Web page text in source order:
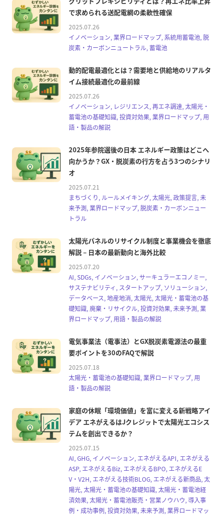
で求められる送配電網の柔軟性確保
2025.07.26
イノベーション, 業界ロードマップ, 系統用蓄電池, 脱
炭素・カーボンニュートラル, 蓄電池
動的配電最適化とは？需要地と供給地のリアルタ
イム接続最適化の最前線
2025.07.26
イノベーション, レジリエンス, 再エネ調達, 太陽光・
蓄電池の基礎知識, 投資対効果, 業界ロードマップ, 用
語・製品の解説
2025年参院選後の日本 エネルギー政策はどこへ
向かうか？GX・脱炭素の行方を占う3つのシナリ
オ
2025.07.21
まちづくり, ルールメイキング, 太陽光, 政策提言, 未
来予測, 業界ロードマップ, 脱炭素・カーボンニュー
トラル
太陽光パネルのリサイクル制度と事業機会を徹底
解説 – 日本の最新動向と海外比較
2025.07.20
AI, SDGs, イノベーション, サーキュラーエコノミー,
サステナビリティ, スタートアップ, ソリューション,
データベース, 地産地消, 太陽光, 太陽光・蓄電池の基
礎知識, 廃棄・リサイクル, 投資対効果, 未来予測, 業
界ロードマップ, 用語・製品の解説
電気事業法（電事法）とGX脱炭素電源法の最重
要ポイントを30のFAQで解説
2025.07.18
太陽光・蓄電池の基礎知識, 業界ロードマップ, 用
語・製品の解説
家庭の休眠「環境価値」を富に変える新戦略アイ
デア エネがえるはJクレジットで太陽光エコシス
テムを創出できるか？
2025.07.15
AI, GHG, イノベーション, エネがえるAPI, エネがえる
ASP, エネがえるBiz, エネがえるBPO, エネがえるE
V・V2H, エネがえる技術BLOG, エネがえる新商品, 太
陽光, 太陽光・蓄電池の基礎知識, 太陽光・蓄電池経
済効果, 太陽光・蓄電池販売・営業ノウハウ, 導入事
例・成功事例, 投資対効果, 未来予測, 業界ロードマッ